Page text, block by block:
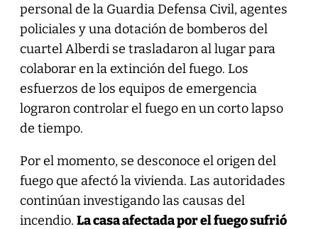
personal de la Guardia Defensa Civil, agentes
policiales y una dotación de bomberos del
cuartel Alberdi se trasladaron al lugar para
colaborar en la extinción del fuego. Los
esfuerzos de los equipos de emergencia
lograron controlar el fuego en un corto lapso
de tiempo.
Por el momento, se desconoce el origen del
fuego que afectó la vivienda. Las autoridades
continúan investigando las causas del
incendio. La casa afectada por el fuego sufrió